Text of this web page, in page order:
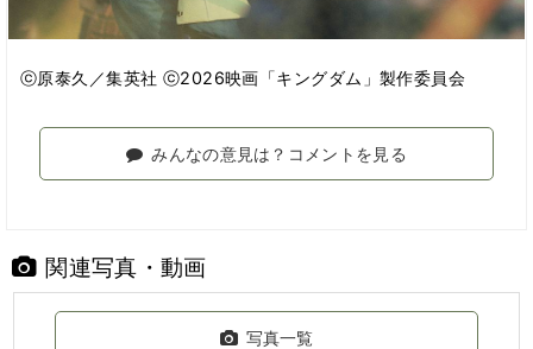
ⓒ原泰久／集英社 ⓒ2026映画「キングダム」製作委員会
みんなの意見は？コメントを見る
関連写真・動画
写真一覧